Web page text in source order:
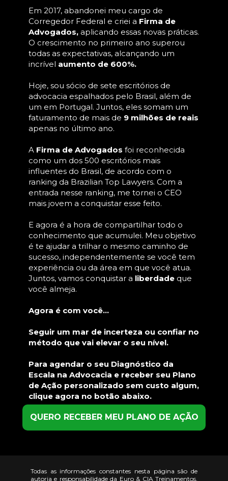
Em 2017, abandonei meu cargo de
Corregedor Federal e criei a Firma de
Advogados, aplicando essas novas práticas.
O crescimento no primeiro ano superou
todas as expectativas, alcançando um
incrível aumento de 600%.
Hoje, sou sócio de sete escritórios de
advocacia espalhados pelo Brasil, além de
um em Portugal. Juntos, eles somam um
faturamento de mais de 9 milhões de reais
apenas no último ano.
A Firma de Advogados foi reconhecida
como um dos 500 escritórios mais
influentes do Brasil, de acordo com o
ranking da Brazilian Top Lawyers. Com a
entrada nesse ranking, me tornei o CEO
mais jovem a conquistar esse feito.
E agora é a hora de compartilhar todo o
conhecimento que acumulei. Meu objetivo
é te ajudar a trilhar o mesmo caminho de
sucesso, independentemente se você tem
experiência ou da área em que você atua.
Juntos, vamos conquistar a liberdade que
você almeja.
Agora é com você...
Seguir um mar de incerteza ou confiar no
método que vai elevar o seu nível.
Para agendar o seu Diagnóstico da
Escala na Advocacia e receber seu Plano
de Ação personalizado sem custo algum,
clique agora no botão abaixo.
QUERO RECEBER MEU PLANO DE AÇÃO
Todas as informações constantes nesta página são de
autoria e responsabilidade da Euro & CIA Treinamentos,